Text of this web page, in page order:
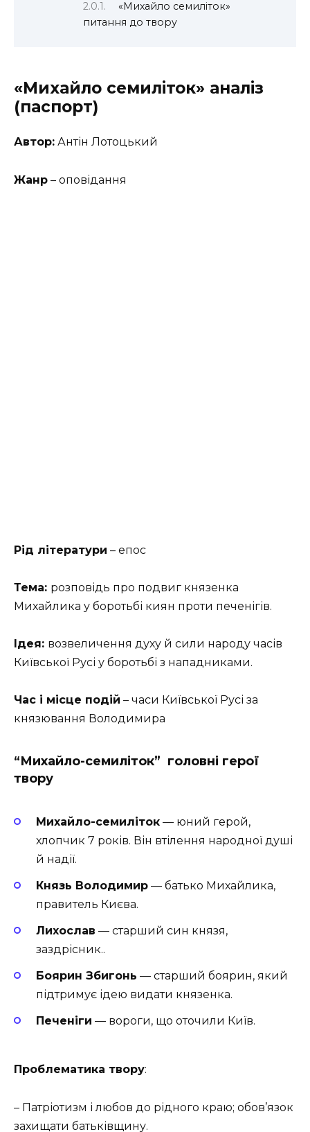
«Михайло семиліток»
питання до твору
«Михайло семиліток» аналіз
(паспорт)
Автор: Антін Лотоцький
Жанр – оповідання
Рід літератури – епос
Тема: розповідь про подвиг князенка
Михайлика у боротьбі киян проти печенігів.
Ідея: возвеличення духу й сили народу часів
Київської Русі у боротьбі з нападниками.
Час і місце подій – часи Київської Русі за
князювання Володимира
“Михайло-семиліток” головні герої
твору
Михайло-семиліток — юний герой,
хлопчик 7 років. Він втілення народної душі
й надії.
Князь Володимир — батько Михайлика,
правитель Києва.
Лихослав — старший син князя,
заздрісник..
Боярин Збигонь — старший боярин, який
підтримує ідею видати князенка.
Печеніги — вороги, що оточили Київ.
Проблематика твору:
– Патріотизм і любов до рідного краю; обов’язок
захищати батьківщину.